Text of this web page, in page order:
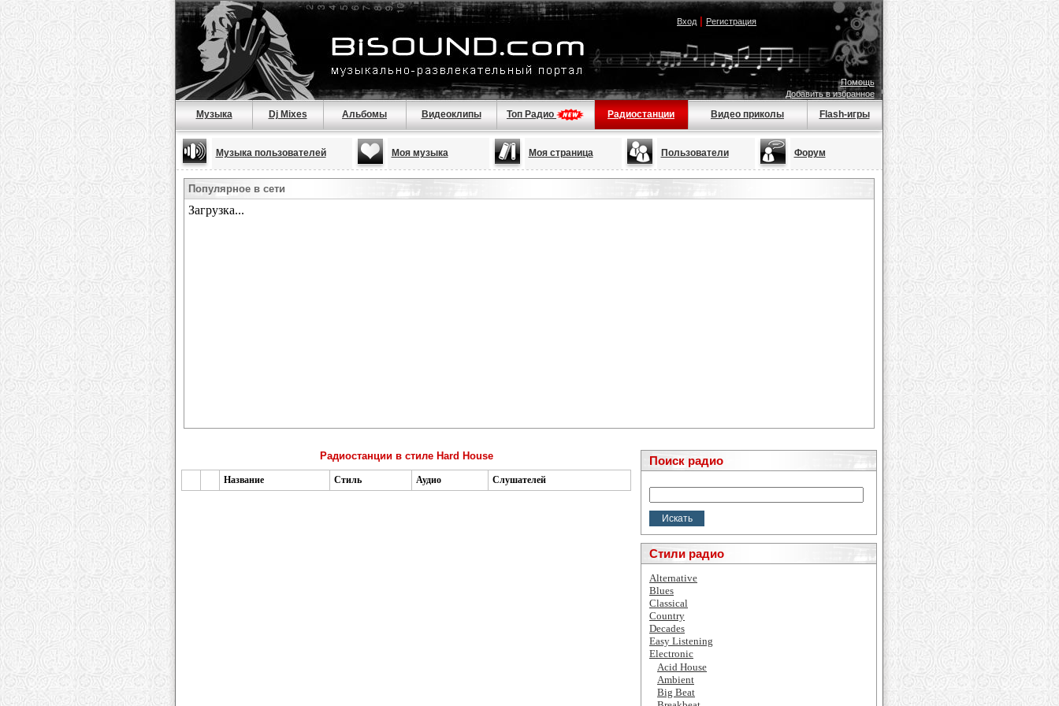
Вход| Регистрация
Помощь
Добавить в избранное
Музыка Dj Mixes Альбомы Видеоклипы Топ Радио Радиостанции Видео приколы Flash-игры
Музыка пользователей Моя музыка Моя страница Пользователи Форум
Популярное в сети
Радиостанции в стиле Hard House
Название Стиль Аудио Слушателей
Поиск радио
Стили радио
Alternative
Blues
Classical
Country
Decades
Easy Listening
Electronic
Acid House
Ambient
Big Beat